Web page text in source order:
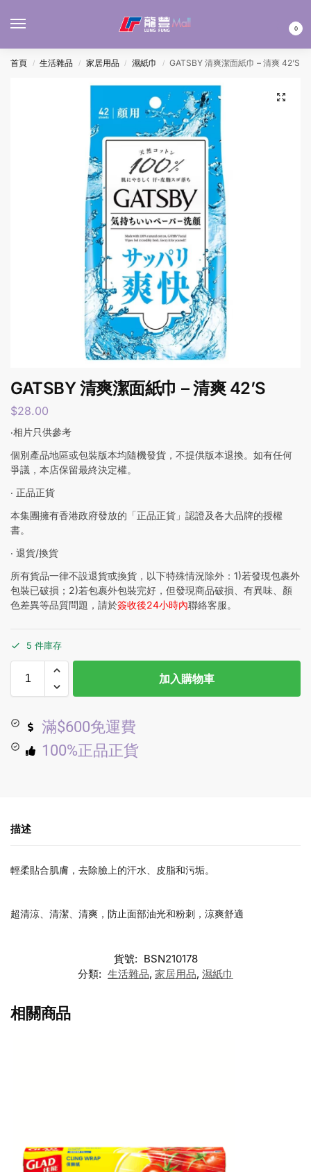
0
首頁 / 生活雜品 / 家居用品 / 濕紙巾 / GATSBY 清爽潔面紙巾 – 清爽 42’S
GATSBY 清爽潔面紙巾 – 清爽 42’S
$28.00
‧相片只供參考
個別產品地區或包裝版本均隨機發貨，不提供版本退換。如有任何
爭議，本店保留最終決定權。
‧ 正品正貨
本集團擁有香港政府發放的「正品正貨」認證及各大品牌的授權
書。
‧ 退貨/換貨
所有貨品一律不設退貨或換貨，以下特殊情況除外：1)若發現包裹外
包裝已破損；2)若包裹外包裝完好，但發現商品破損、有異味、顏
色差異等品質問題，請於簽收後24小時內聯絡客服。
5 件庫存
加入購物車
滿$600免運費
100%正品正貨
描述
輕柔貼合肌膚，去除臉上的汗水、皮脂和污垢。
超清涼、清潔、清爽，防止面部油光和粉刺，涼爽舒適
貨號: BSN210178
分類: 生活雜品, 家居用品, 濕紙巾
相關商品